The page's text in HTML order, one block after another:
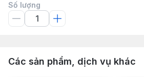
Số lượng
Các sản phẩm, dịch vụ khác